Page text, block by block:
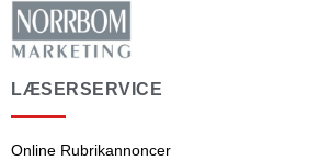
LÆSERSERVICE
Online Rubrikannoncer